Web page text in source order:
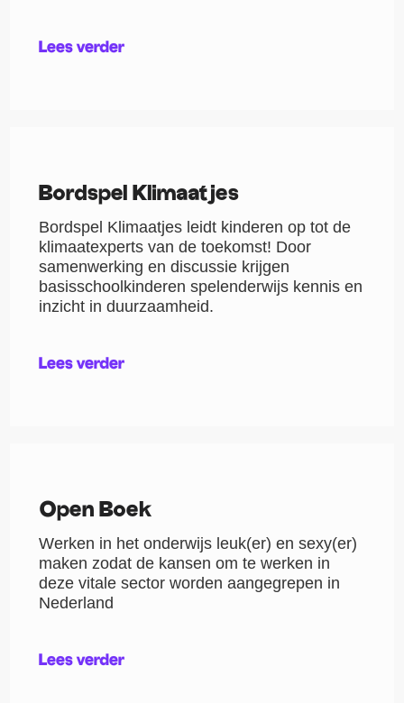
Lees verder
Bordspel Klimaatjes
Bordspel Klimaatjes leidt kinderen op tot de
klimaatexperts van de toekomst! Door
samenwerking en discussie krijgen
basisschoolkinderen spelenderwijs kennis en
inzicht in duurzaamheid.
Lees verder
Open Boek
Werken in het onderwijs leuk(er) en sexy(er)
maken zodat de kansen om te werken in
deze vitale sector worden aangegrepen in
Nederland
Lees verder